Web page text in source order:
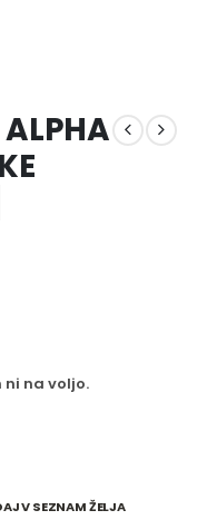
ALPHA
ni na voljo.
V SEZNAM ŽELJA